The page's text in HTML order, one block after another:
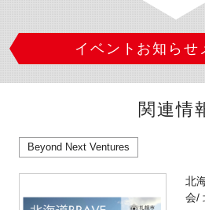
イベントお知らせ
関連情
Beyond Next Ventures
北
会/